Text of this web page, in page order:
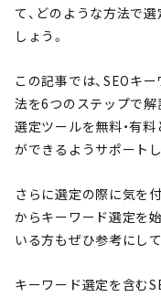
て、どのような方法で
しょう。
この記事では、SEOキ
法を6つのステップで
選定ツールを無料・有
ができるようサポートし
さらに選定の際に気を
からキーワード選定を
いる方もぜひ参考にして
キーワード選定を含む